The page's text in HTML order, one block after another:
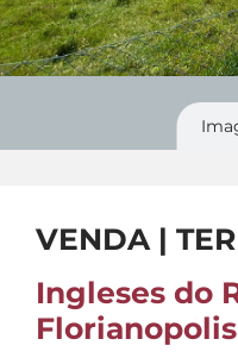
VENDA |
Ingleses do
Florianopolis